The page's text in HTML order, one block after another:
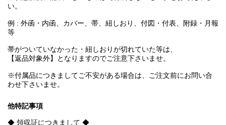
い。
例 : 外函・内函、カバー、帯、紐しおり、付図・付表、附録・月報
等
帯がついていなかった・紐しおりが切れていた等は、
【返品対象外】となりますのでご注意下さいませ。
※付属品につきましてご不安がある場合は、ご注文前にお問い合
わせ下さいませ。
他特記事項
◆ 領収証につきまして ◆